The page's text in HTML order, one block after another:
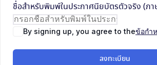
ชื่อสำหรับพิมพ์ในประกาศนียบัตรตัวจริง (ภ
By signing up, you agree to theข้อกำ
ลงทะเบียน